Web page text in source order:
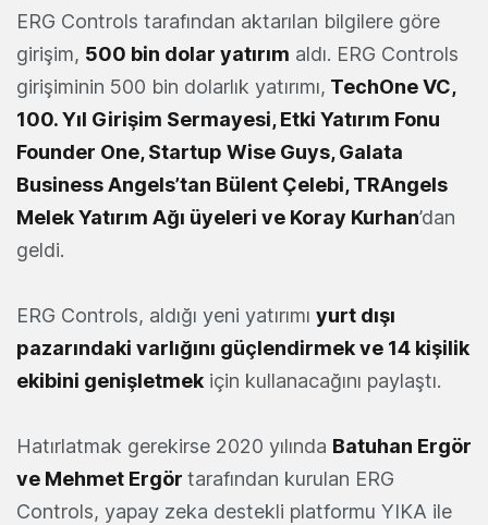
ERG Controls tarafından aktarılan bilgilere göre
girişim, 500 bin dolar yatırım aldı. ERG Controls
girişiminin 500 bin dolarlık yatırımı, TechOne VC,
100. Yıl Girişim Sermayesi, Etki Yatırım Fonu
Founder One, Startup Wise Guys, Galata
Business Angels’tan Bülent Çelebi, TRAngels
Melek Yatırım Ağı üyeleri ve Koray Kurhan’dan
geldi.
ERG Controls, aldığı yeni yatırımı yurt dışı
pazarındaki varlığını güçlendirmek ve 14 kişilik
ekibini genişletmek için kullanacağını paylaştı.
Hatırlatmak gerekirse 2020 yılında Batuhan Ergör
ve Mehmet Ergör tarafından kurulan ERG
Controls, yapay zeka destekli platformu YIKA ile